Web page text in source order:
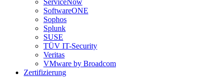
ServiceNow
SoftwareONE
Sophos
Splunk
SUSE
TÜV IT-Security
Veritas
VMware by Broadcom
Zertifizierung